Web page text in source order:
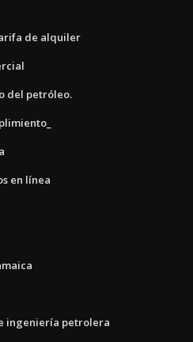
de alquiler
del petróleo.
en línea
ingeniería petrolera